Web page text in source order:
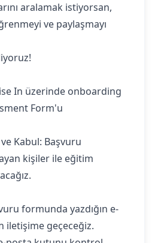
aralamak istiyorsan,
ve paylaşmayı
In üzerinde onboarding
Form'u
Kabul: Başvuru
kişiler ile eğitim
formunda yazdığın e-
iletişime geçeceğiz.